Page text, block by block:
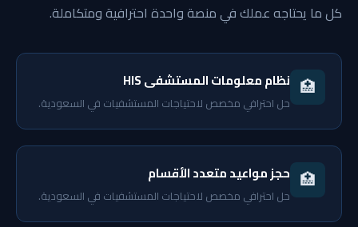
كل ما يحتاجه عملك في منصة واحدة احترافية ومتكاملة.
🏥 نظام معلومات المستشفى HIS
حل احترافي مخصص لاحتياجات المستشفيات في السعودية.
🏥 حجز مواعيد متعدد الأقسام
حل احترافي مخصص لاحتياجات المستشفيات في السعودية.